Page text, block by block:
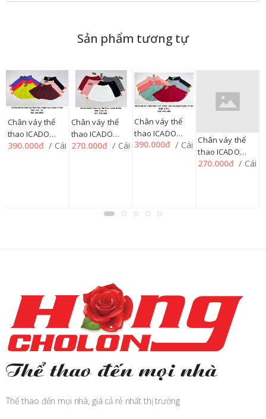
Sản phẩm tương tự
Chân váy thể
thao ICADO
HT105, 276QA
390.000đ / Cái
Chân váy thể
thao ICADO
HT604, 276QA
270.000đ / Cái
Chân váy thể
thao ICADO
HT103 HIGHT
390.000đ / Cái Chân váy thể
thao ICADO
SA601 BASIC,
270.000đ / Cái
Thể thao đến mọi nhà, giá cả rẻ nhất thị trường